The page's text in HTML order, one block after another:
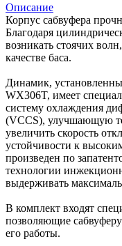
Описание
Корпус сабвуфера
Благодаря
возникать стоячих
качестве баса.
Динамик,
WX306T, имеет
систему охлаждения
(VCCS), улучшающую
увеличить скорость
устойчивости к
произведен по
технологии
выдерживать
В комплект входят
позволяющие
его работы.